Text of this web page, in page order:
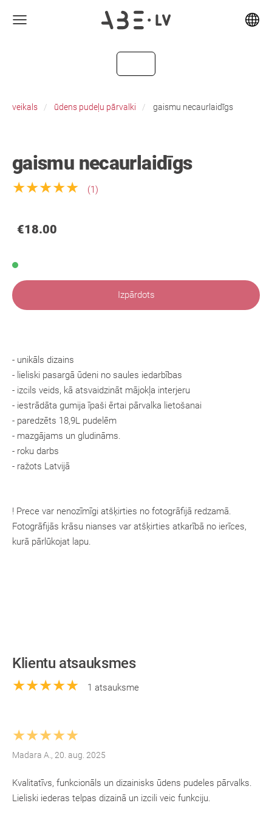
veikals ūdens pudeļu pārvalki gaismu necaurlaidīgs
gaismu necaurlaidīgs
★★★★★ (1)
€18.00
Izpārdots
- unikāls dizains
- lieliski pasargā ūdeni no saules iedarbības
- izcils veids, kā atsvaidzināt mājokļa interjeru
- iestrādāta gumija īpaši ērtai pārvalka lietošanai
- paredzēts 18,9L pudelēm
- mazgājams un gludināms.
- roku darbs
- ražots Latvijā
! Prece var nenozīmīgi atšķirties no fotogrāfijā redzamā.
Fotogrāfijās krāsu nianses var atšķirties atkarībā no ierīces,
kurā pārlūkojat lapu.
Klientu atsauksmes
★★★★★ 1 atsauksme
★★★★★
Madara A., 20. aug. 2025
Kvalitatīvs, funkcionāls un dizainisks ūdens pudeles pārvalks.
Lieliski iederas telpas dizainā un izcili veic funkciju.